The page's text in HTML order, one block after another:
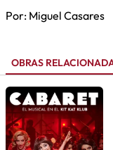
Por: Miguel Casares
OBRAS